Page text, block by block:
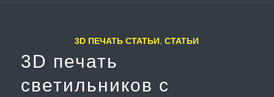
3D ПЕЧАТЬ СТАТЬИ,СТАТЬИ
3D печать
светильников с